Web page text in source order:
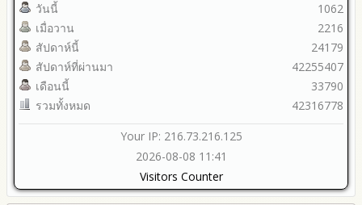
วันนี้
เมื่อวาน
สัปดาห์นี้
สัปดาห์ที่ผ่านมา
เดือนนี้
รวมทั้งหมด
1062
2216
24179
42255407
33790
42316778
Your IP: 216.73.216.125
2026-08-08 11:41
Visitors Counter